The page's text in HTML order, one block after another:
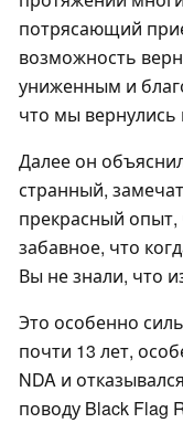
потрясающий
возможность
униженным и
что мы вернулись
Далее он
странный,
прекрасный опыт,
забавное, что
Вы не знали, что
Это особенно
почти 13 лет,
NDA и
поводу Black Flag